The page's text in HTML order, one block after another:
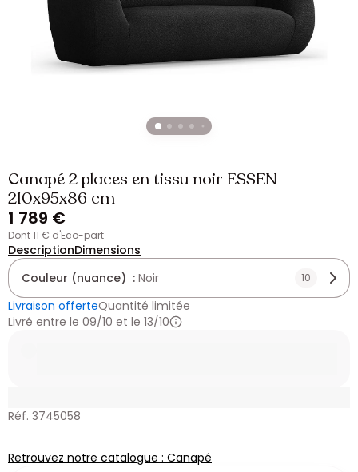
Canapé 2 places en tissu noir ESSEN
210x95x86 cm
1 789 €
dont 11 € d'Eco-part
DescriptionDimensions
Couleur (nuance) : Noir 10
Livraison offerteQuantité limitée
Livré entre le 09/10 et le 13/10
Réf. 3745058
Retrouvez notre catalogue : Canapé